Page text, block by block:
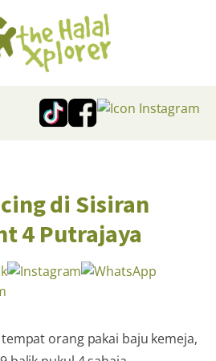
di Sisiran
4 Putrajaya
orang pakai baju kemeja,